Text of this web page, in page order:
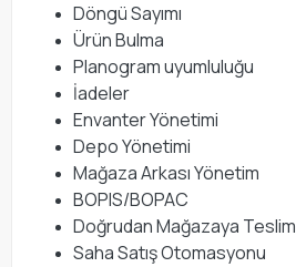
Döngü Sayımı
Ürün Bulma
Planogram uyumluluğu
İadeler
Envanter Yönetimi
Depo Yönetimi
Mağaza Arkası Yönetim
BOPIS/BOPAC
Doğrudan Mağazaya Teslim
Saha Satış Otomasyonu